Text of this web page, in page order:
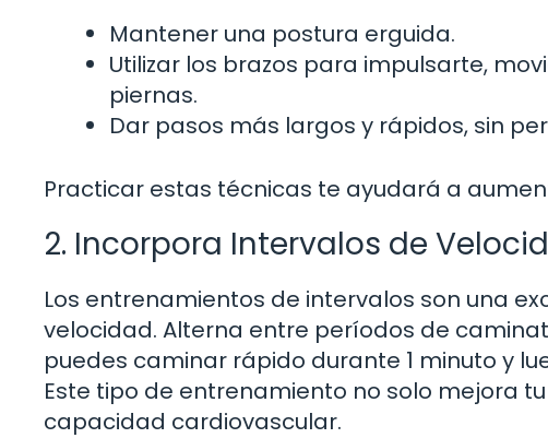
Mantener una postura erguida.
Utilizar los brazos para impulsarte,
piernas.
Dar pasos más largos y rápidos, sin
Practicar estas técnicas te ayudará a
2. Incorpora Intervalos de
Los entrenamientos de intervalos son una
velocidad. Alterna entre períodos de
puedes caminar rápido durante 1 minuto y
Este tipo de entrenamiento no solo mejora
capacidad cardiovascular.